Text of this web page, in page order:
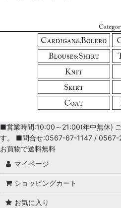
■営業時間:10:00～21:00(年中無休)
す。 ■問合せ:0567-67-1147 /
お買物で送料無料
マイページ
ショッピングカート
お気に入り